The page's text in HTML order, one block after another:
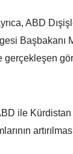
ABD
Başbakanı
gerçekleşen
ile